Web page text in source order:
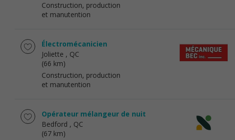
Construction, production
et manutention
Électromécanicien
Joliette , QC
(66 km)
Construction, production
et manutention
Opérateur mélangeur de nuit
Bedford , QC
(67 km)